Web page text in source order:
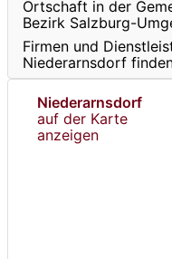
Ortschaft in der
Bezirk Salzburg-
Firmen und
Niederarnsdorf
Niederarnsdorf
auf der Karte
anzeigen